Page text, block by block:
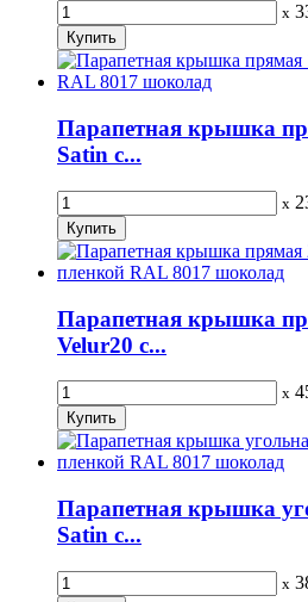
x
Парапетная крышка
Satin с...
x
Парапетная крышка
Velur20 с...
x
Парапетная крышка
Satin с...
x